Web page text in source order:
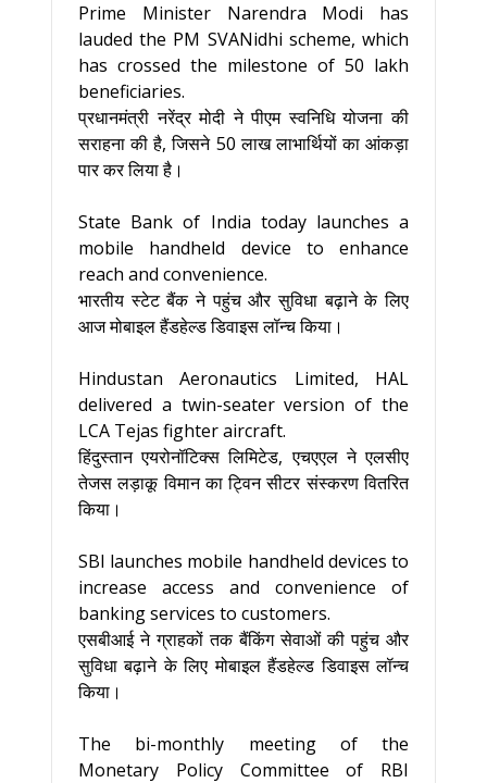
Prime Minister Narendra Modi has
lauded the PM SVANidhi scheme, which
has crossed the milestone of 50 lakh
beneficiaries.
प्रधानमंत्री नरेंद्र मोदी ने पीएम स्वनिधि योजना की
सराहना की है, जिसने 50 लाख लाभार्थियों का आंकड़ा
पार कर लिया है।
State Bank of India today launches a
mobile handheld device to enhance
reach and convenience.
भारतीय स्टेट बैंक ने पहुंच और सुविधा बढ़ाने के लिए
आज मोबाइल हैंडहेल्ड डिवाइस लॉन्च किया।
Hindustan Aeronautics Limited, HAL
delivered a twin-seater version of the
LCA Tejas fighter aircraft.
हिंदुस्तान एयरोनॉटिक्स लिमिटेड, एचएएल ने एलसीए
तेजस लड़ाकू विमान का ट्विन सीटर संस्करण वितरित
किया।
SBI launches mobile handheld devices to
increase access and convenience of
banking services to customers.
एसबीआई ने ग्राहकों तक बैंकिंग सेवाओं की पहुंच और
सुविधा बढ़ाने के लिए मोबाइल हैंडहेल्ड डिवाइस लॉन्च
किया।
The bi-monthly meeting of the
Monetary Policy Committee of RBI